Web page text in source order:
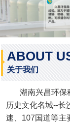
ABOUT
关于我们
湖南兴昌环保
历史文化名城--长
速、107国道等主